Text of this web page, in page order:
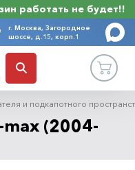
работать не будет!!
г. Москва, Загородное
шоссе, д.15, корп.1
и подкапотного
max (2004-